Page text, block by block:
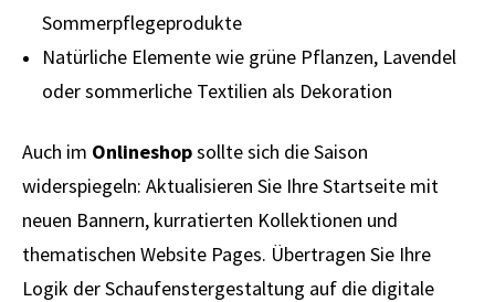
Sommerpflegeprodukte
Natürliche Elemente wie grüne Pflanzen, Lavendel
oder sommerliche Textilien als Dekoration
Auch im Onlineshopsollte sich die Saison
widerspiegeln: Aktualisieren Sie Ihre Startseite mit
neuen Bannern, kurratierten Kollektionen und
thematischen Website Pages. Übertragen Sie Ihre
Logik der Schaufenstergestaltung auf die digitale